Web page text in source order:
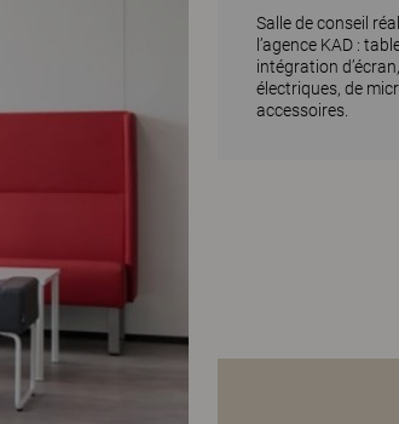
Salle de conseil
l’agence KAD :
intégration
électriques, de
accessoires.